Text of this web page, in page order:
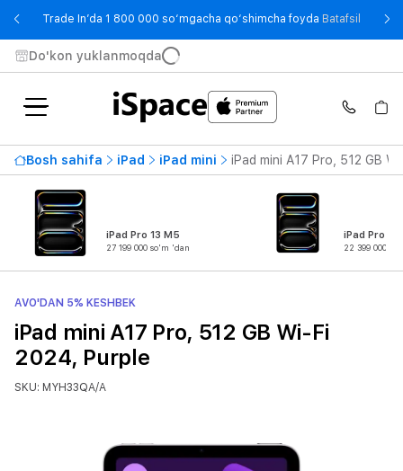
Trade In’da 1 800 000 so‘mgacha qo‘shimcha foyda Batafsil -
Do'kon yuklanmoqda
Bosh sahifa iPad iPad mini iPad mini A17 Pro, 512 GB
iPad Pro 13 M5
27 199 000 so'm 'dan
iPad Pro 11
22 399 000
AVO'DAN 5% KESHBEK
iPad mini A17 Pro, 512 GB Wi-Fi
2024, Purple
SKU: MYH33QA/A